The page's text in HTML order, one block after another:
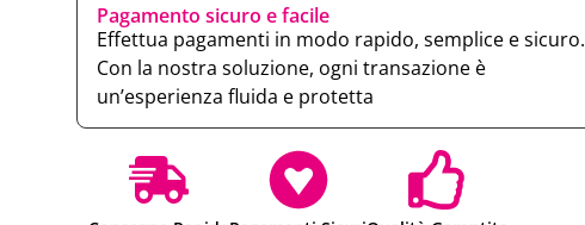
Pagamento sicuro e facile
Effettua pagamenti in modo rapido, semplice e sicuro.
Con la nostra soluzione, ogni transazione è
un’esperienza fluida e protetta